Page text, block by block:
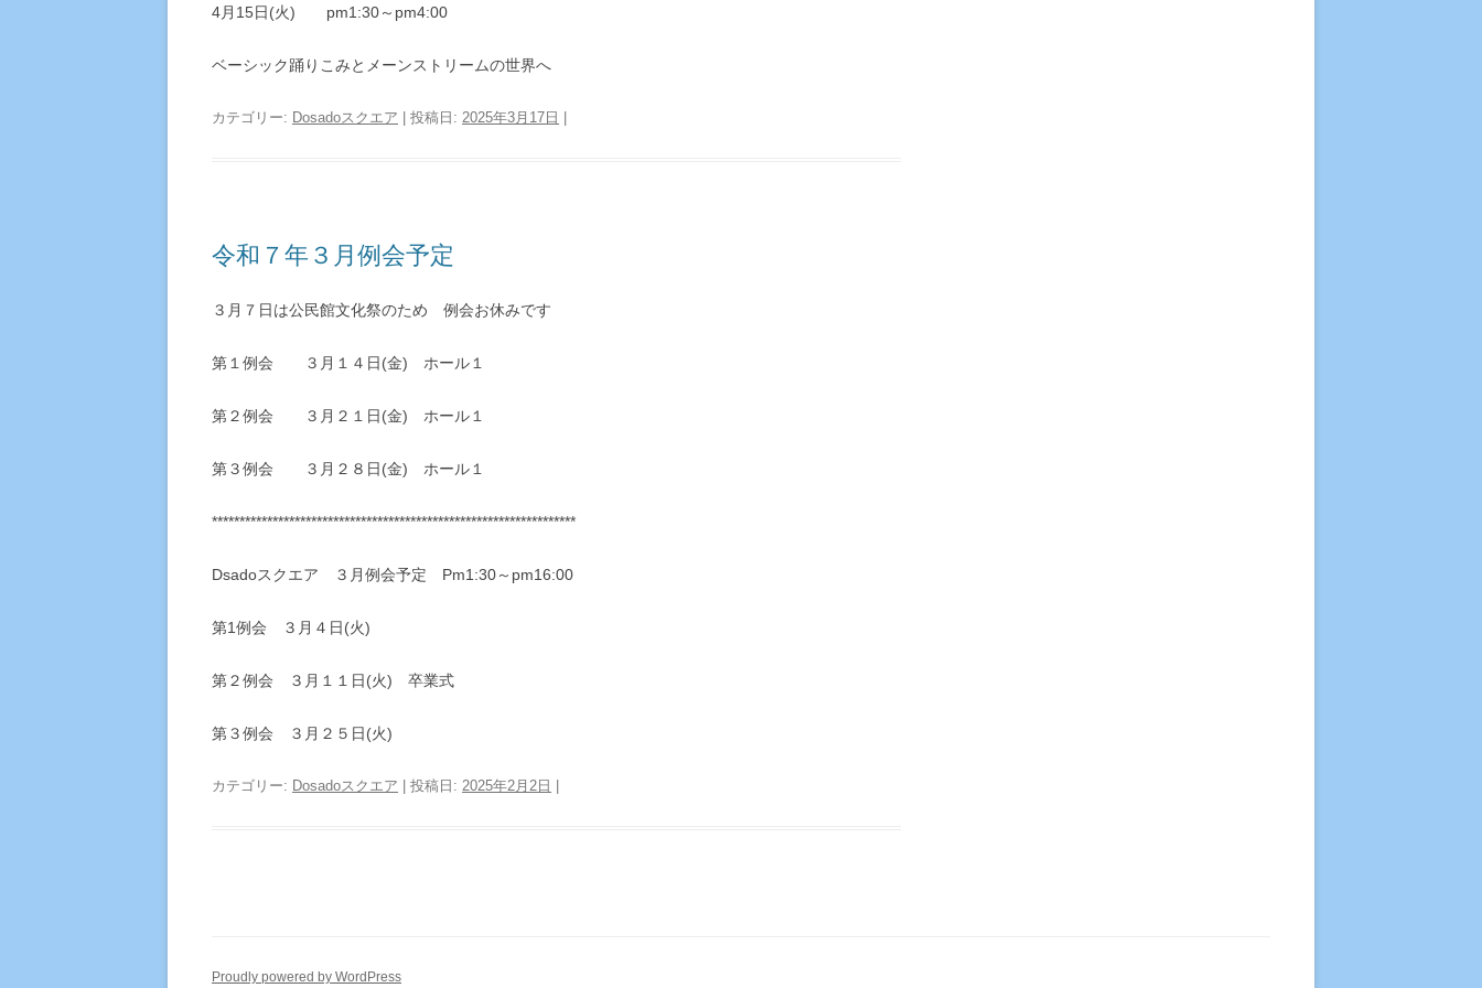
4月15日(火) pm1:30～pm4:00
ベーシック踊りこみとメーンストリームの世界へ
カテゴリー: Dosadoスクエア | 投稿日: 2025年3月17日
令和７年３月例会予定
３月７日は公民館文化祭のため 例会お休みです
第１例会 ３月１４日(金) ホール１
第２例会 ３月２１日(金) ホール１
第３例会 ３月２８日(金) ホール１
******************************************************************
Dsadoスクエア ３月例会予定 Pm1:30～pm16:00
第1例会 ３月４日(火)
第２例会 ３月１１日(火) 卒業式
第３例会 ３月２５日(火)
カテゴリー: Dosadoスクエア | 投稿日: 2025年2月2日
Proudly powered by WordPress